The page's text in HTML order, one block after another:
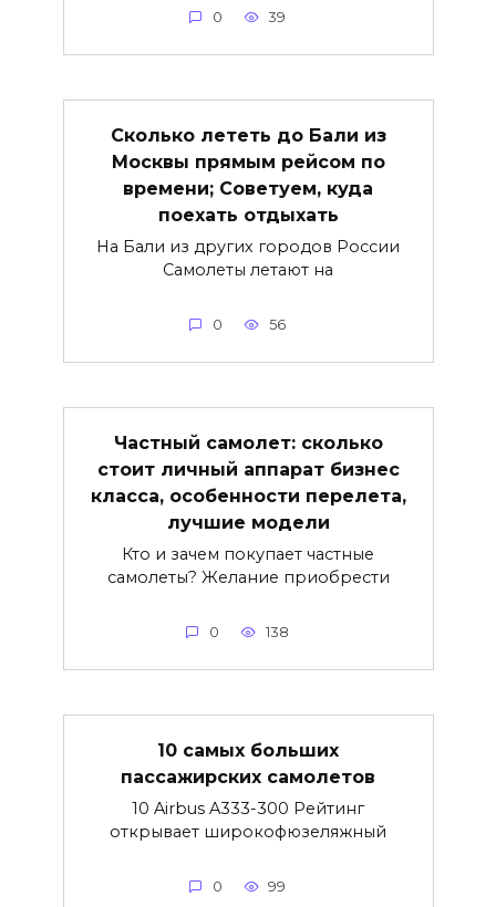
0 39
Сколько лететь до Бали из
Москвы прямым рейсом по
времени; Советуем, куда
поехать отдыхать
На Бали из других городов России
Самолеты летают на
0 56
Частный самолет: сколько
стоит личный аппарат бизнес
класса, особенности перелета,
лучшие модели
Кто и зачем покупает частные
самолеты? Желание приобрести
0 138
10 самых больших
пассажирских самолетов
10 Airbus A333-300 Рейтинг
открывает широкофюзеляжный
0 99